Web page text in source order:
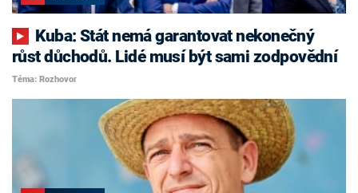
růst důchodů. Lidé musí být sami zodpovědní
Téma: Rozhovor